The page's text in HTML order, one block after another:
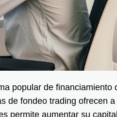
popular de financiamiento
de fondeo trading ofrecen
permite aumentar su